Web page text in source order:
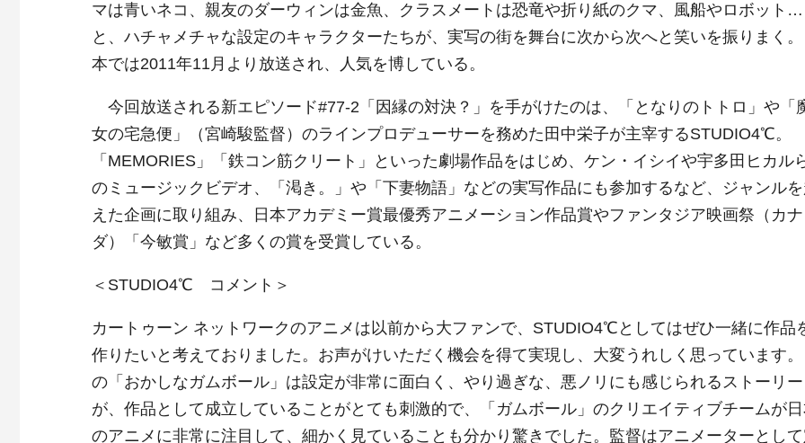
マは青いネコ、親友のダーウィンは金魚、クラスメートは恐竜や折り紙のクマ、風船やロボット…
と、ハチャメチャな設定のキャラクターたちが、実写の街を舞台に次から次へと笑いを振りまく
本では2011年11月より放送され、人気を博している。
今回放送される新エピソード#77-2「因縁の対決？」を手がけたのは、「となりのトトロ」や「
女の宅急便」（宮崎駿監督）のラインプロデューサーを務めた田中栄子が主宰するSTUDIO4℃。
「MEMORIES」「鉄コン筋クリート」といった劇場作品をはじめ、ケン・イシイや宇多田ヒカル
のミュージックビデオ、「渇き。」や「下妻物語」などの実写作品にも参加するなど、ジャンル
えた企画に取り組み、日本アカデミー賞最優秀アニメーション作品賞やファンタジア映画祭（カナ
ダ）「今敏賞」など多くの賞を受賞している。
＜STUDIO4℃ コメント＞
カートゥーン ネットワークのアニメは以前から大ファンで、STUDIO4℃としてはぜひ一緒に作品
作りたいと考えておりました。お声がけいただく機会を得て実現し、大変うれしく思っています
の「おかしなガムボール」は設定が非常に面白く、やり過ぎな、悪ノリにも感じられるストーリー
が、作品として成立していることがとても刺激的で、「ガムボール」のクリエイティブチームが
のアニメに非常に注目して、細かく見ていることも分かり驚きでした。監督はアニメーターとし